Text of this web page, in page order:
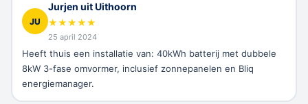
JU
Jurjen uit Uithoorn
★★★★★
25 april 2024
Heeft thuis een installatie van: 40kWh batterij met dubbele
8kW 3-fase omvormer, inclusief zonnepanelen en Bliq
energiemanager.